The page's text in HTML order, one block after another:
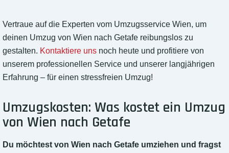
Vertraue auf die Experten vom Umzugsservice Wien, um
deinen Umzug von Wien nach Getafe reibungslos zu
gestalten. Kontaktiere uns noch heute und profitiere von
unserem professionellen Service und unserer langjährigen
Erfahrung – für einen stressfreien Umzug!
Umzugskosten: Was kostet ein Umzug
von Wien nach Getafe
Du möchtest von Wien nach Getafe umziehen und fragst